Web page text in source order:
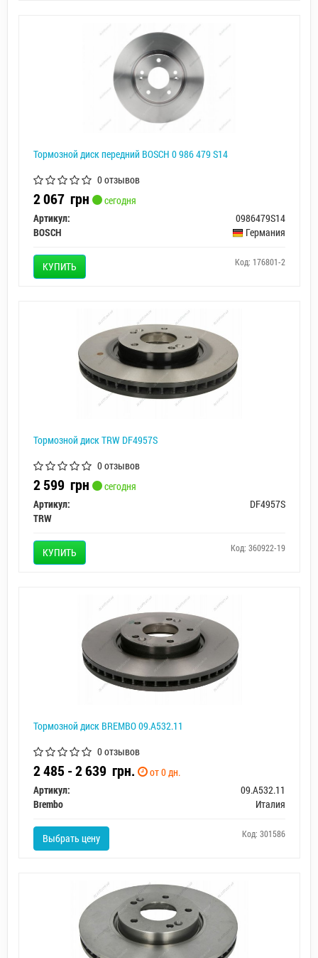
Тормозной диск передний BOSCH 0 986 479 S14
0 отзывов
2 067 грн
сегодня
Артикул:
0986479S14
BOSCH
Германия
КУПИТЬ Код: 176801-2
Тормозной диск TRW DF4957S
0 отзывов
2 599 грн
сегодня
Артикул:
DF4957S
TRW
КУПИТЬ Код: 360922-19
Тормозной диск BREMBO 09.A532.11
0 отзывов
2 485 - 2 639 грн.
от 0 дн.
Артикул:
09.A532.11
Brembo
Италия
Выбрать цену Код: 301586